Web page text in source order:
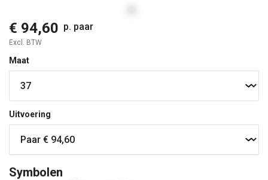
€ 94,60 p. paar
Excl. BTW
Maat
Uitvoering
Symbolen